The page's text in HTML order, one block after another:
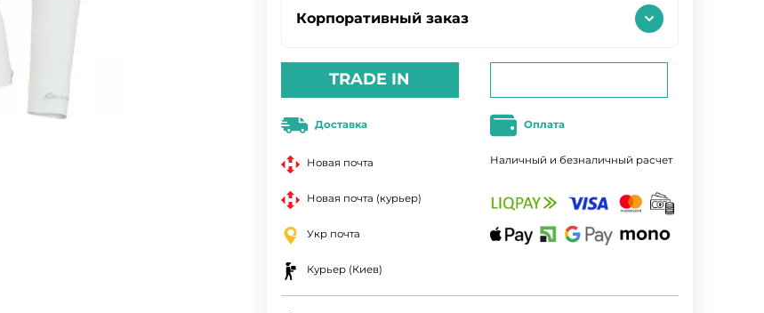
Корпоративный заказ
TRADE IN
Доставка
Новая почта
Новая почта (курьер)
Укр почта
Курьер (Киев)
Оплата
Наличный и безналичный расчет